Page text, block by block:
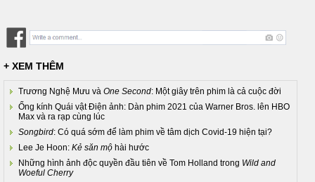
+ XEM THÊM
Trương Nghệ Mưu và One Second: Một giây trên phim là cả cuộc đời
Ống kính Quái vật Điện ảnh: Dàn phim 2021 của Warner Bros. lên HBO
Max và ra rạp cùng lúc
Songbird: Có quá sớm để làm phim về tâm dịch Covid-19 hiện tại?
Lee Je Hoon: Kẻ săn mộ hài hước
Những hình ảnh độc quyền đầu tiên về Tom Holland trong Wild and
Woeful Cherry